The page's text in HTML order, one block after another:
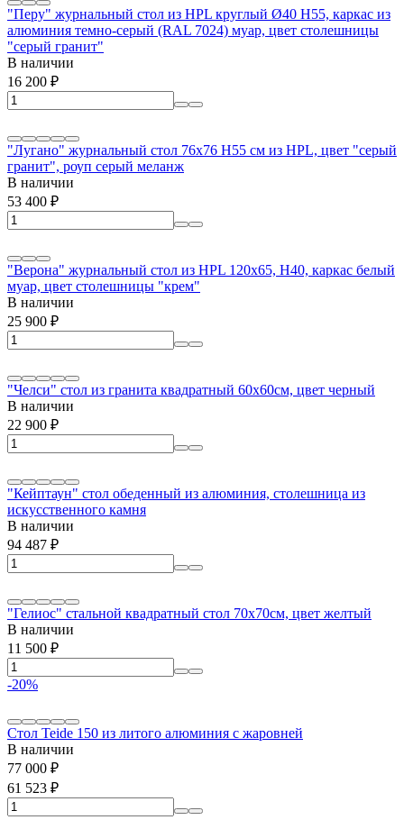
"Перу" журнальный стол из HPL круглый Ø40 H55, каркас из
алюминия темно-серый (RAL 7024) муар, цвет столешницы
"серый гранит"
В наличии
16 200 ₽
"Лугано" журнальный стол 76х76 H55 см из HPL, цвет "серый
гранит", роуп серый меланж
В наличии
53 400 ₽
"Верона" журнальный стол из HPL 120х65, H40, каркас белый
муар, цвет столешницы "крем"
В наличии
25 900 ₽
"Челси" стол из гранита квадратный 60х60см, цвет черный
В наличии
22 900 ₽
"Кейптаун" стол обеденный из алюминия, столешница из
искусственного камня
В наличии
94 487 ₽
"Гелиос" стальной квадратный стол 70х70см, цвет желтый
В наличии
11 500 ₽
-20%
Стол Teide 150 из литого алюминия с жаровней
В наличии
77 000 ₽
61 523 ₽